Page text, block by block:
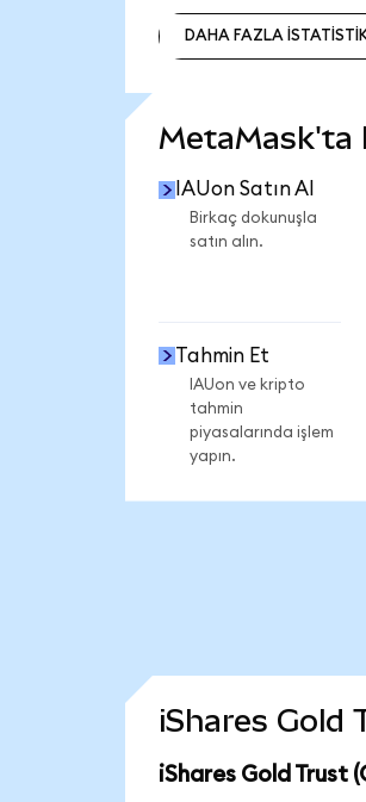
DAHA FAZLA
MetaMask'ta
IAUon Satın Al
Birkaç dokunuşla
satın alın.
Tahmin Et
IAUon ve kripto
tahmin
piyasalarında işlem
yapın.
iShares Gold
iShares Gold Trust